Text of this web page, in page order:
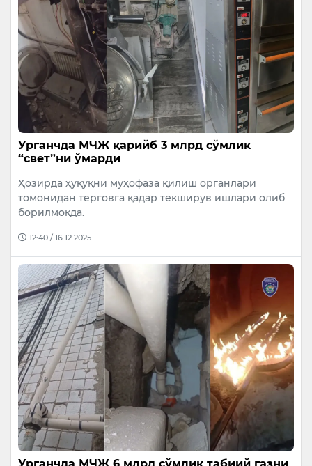
Урганчда МЧЖ қарийб 3 млрд сўмлик
“свет”ни ўмарди
Ҳозирда ҳуқуқни муҳофаза қилиш органлари
томонидан терговга қадар текширув ишлари олиб
борилмоқда.
12:40 / 16.12.2025